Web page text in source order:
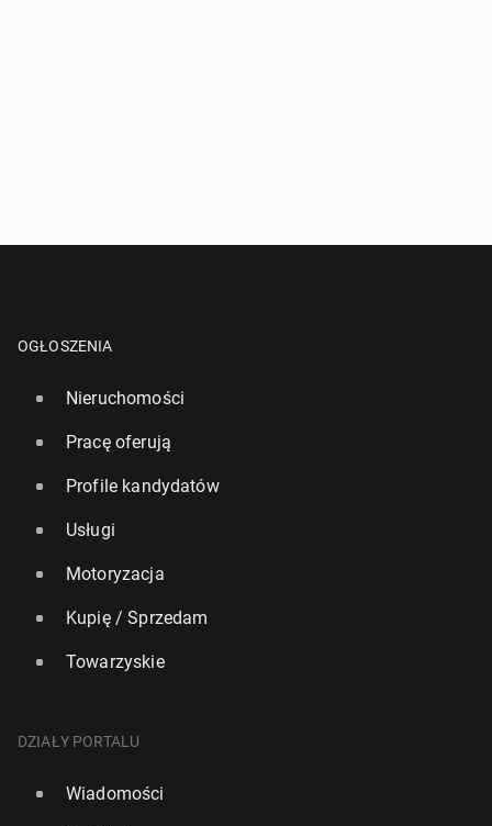
OGŁOSZENIA
Nieruchomości
Pracę oferują
Profile kandydatów
Usługi
Motoryzacja
Kupię / Sprzedam
Towarzyskie
DZIAŁY PORTALU
Wiadomości